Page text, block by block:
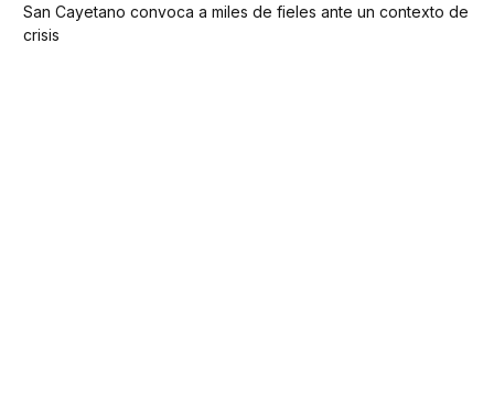
San Cayetano convoca a miles de fieles ante un contexto de
crisis